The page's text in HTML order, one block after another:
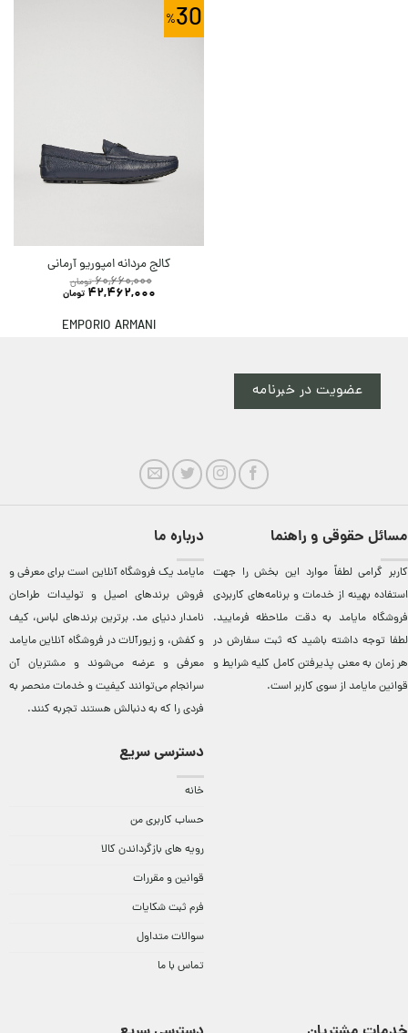
30
کالج مردانه امپوریو آرمانی
60,660,000 تومان
42,462,000 تومان
EMPORIO ARMANI
عضویت در خبرنامه
مسائل حقوقی و راهنما
کاربر گرامی لطفاً موارد این بخش را جهت
استفاده بهینه از خدمات و برنامه‌‏های کاربردی
فروشگاه مایامد به دقت ملاحظه فرمایید.
لطفا توجه داشته باشید که ثبت سفارش در
هر زمان به معنی پذیرفتن کامل کلیهشرایط و
قوانین مایامداز سوی کاربر است.
درباره ما
مایامد يک فروشگاه آنلاين است برای معرفی و
فروش برندهای اصيل و توليدات طراحان
نامدار دنيای مد. برترين‌ برندهای لباس، کيف
و کفش، و زيورآلات در فروشگاه آنلاين مایامد
معرفی و عرضه می‌شوند و مشتريان آن
سرانجام می‌توانند کيفيت و خدمات منحصر به
فردی را که به دنبالش هستند تجربه کنند.
دسترسی سریع
خانه
حساب کاربری من
رویه های بازگرداندن کالا
قوانین و مقررات
فرم ثبت شکایات
سوالات متداول
تماس با ما